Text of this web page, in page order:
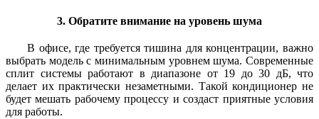
3. Обратите внимание на уровень шума
В офисе, где требуется тишина для концентрации, важно
выбрать модель с минимальным уровнем шума. Современные
сплит системы работают в диапазоне от 19 до 30 дБ, что
делает их практически незаметными. Такой кондиционер не
будет мешать рабочему процессу и создаст приятные условия
для работы.